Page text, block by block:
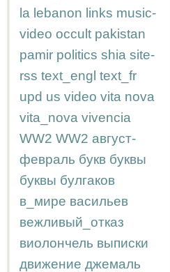
la lebanon links music-
video occult pakistan
pamir politics shia site-
rss text_engl text_fr
upd us video vita nova
vita_nova vivencia
WW2 WW2 август-
февраль букв буквы
буквы булгаков
в_мире васильев
вежливый_отказ
виолончель выписки
движение джемаль